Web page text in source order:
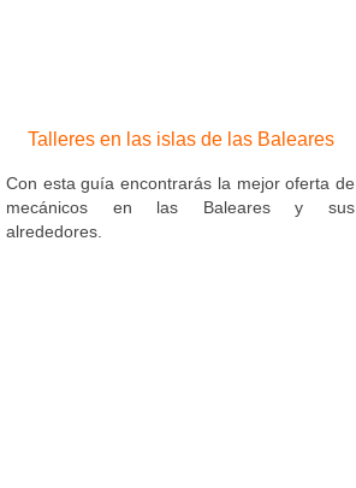
Talleres en las islas de las Baleares
Con esta guía encontrarás la mejor oferta de
mecánicos en las Baleares y sus
alrededores.